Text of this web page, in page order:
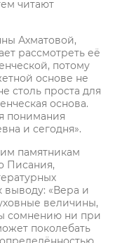
читают
Ахматовой,
рассмотреть её
потому
основе не
столь проста для
основа.
понимания
и сегодня».
памятникам
Писания,
выводу: «Вера и
величины,
сомнению ни при
поколебать